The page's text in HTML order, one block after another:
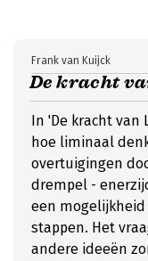
De kracht
Frank van Kuijck
In 'De kracht van
hoe liminaal
overtuigingen
drempel -
een
stappen. Het
andere ideeën